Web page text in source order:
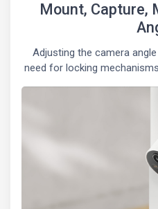
Mount, Capture,
Adjusting the camera
need for locking